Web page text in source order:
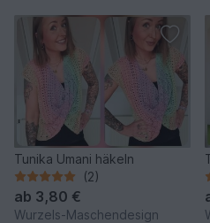
Tunika Umani häkeln
(2)
ab 3,80 €
Wurzels-Maschendesign